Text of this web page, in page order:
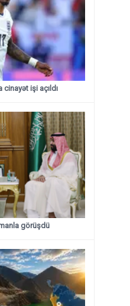
işi açıldı
görüşdü